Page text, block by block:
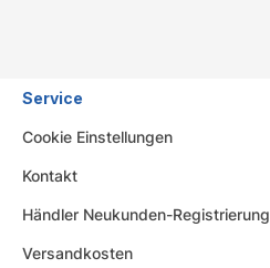
Service
Cookie Einstellungen
Kontakt
Händler Neukunden-Registrierung
Versandkosten